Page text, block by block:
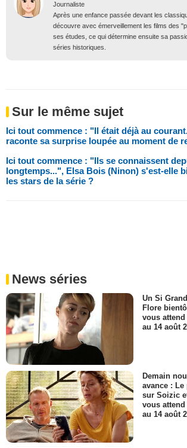
Journaliste
Après une enfance passée devant les
découvre avec émerveillement les films des
ses études, ce qui détermine ensuite sa
séries historiques.
Sur le même sujet
Ici tout commence : "Il était déjà au
raconte sa surprise loupée au moment de
Ici tout commence : "Ils se connaissent
longtemps...", Elsa Bois (Ninon) s'est-elle
les stars de la série ?
News séries
Un Si
Flore
vous
au 14 août
Demain
avance : Le
sur Soizic
vous
au 14 août